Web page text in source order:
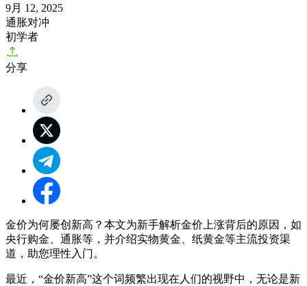
9月 12, 2025
通胀对冲
初学者
分享
金价为何屡创新高？本文为新手解析金价上涨背后的原因，如
央行购金、通胀等，并介绍实物黄金、纸黄金等主流投资渠
道，助您理性入门。
最近，“金价新高”这个词频繁出现在人们的视野中，无论是新